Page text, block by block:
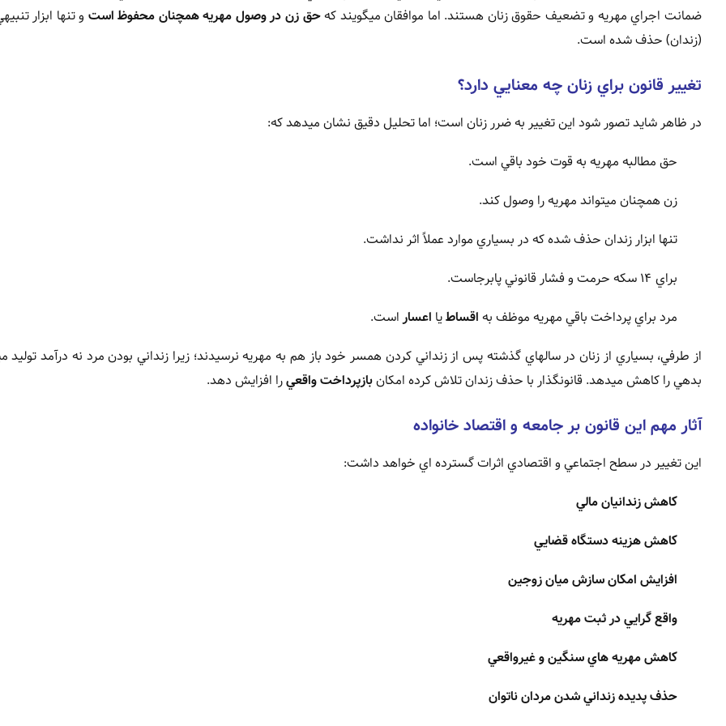
ضمانت اجراي مهريه و تضعيف حقوق زنان هستند. اما موافقان ميگويند کهحق زن در وصول مهريه همچنان محفوظ است و تنها ابزار
(زندان) حذف شده است.
تغيير قانون براي زنان چه معنايي دارد؟
در ظاهر شايد تصور شود اين تغيير به ضرر زنان است؛ اما تحليل دقيق نشان ميدهد که:
حق مطالبه مهريه به قوت خود باقي است.
زن همچنان ميتواند مهريه را وصول کند.
تنها ابزار زندان حذف شده که در بسياري موارد عملاً اثر نداشت.
براي ۱۴ سکه حرمت و فشار قانوني پابرجاست.
مرد براي پرداخت باقي مهريه موظف به اقساطيا اعسار است.
از طرفي، بسياري از زنان در سالهاي گذشته پس از زنداني کردن همسر خود باز هم به مهريه نرسيدند؛ زيرا زنداني بودن مرد نه درآمد توليد
بدهي را کاهش ميدهد. قانونگذار با حذف زندان تلاش کرده امکانبازپرداخت واقعيرا افزايش دهد.
آثار مهم اين قانون بر جامعه و اقتصاد خانواده
اين تغيير در سطح اجتماعي و اقتصادي اثرات گسترده اي خواهد داشت:
کاهش زندانيان مالي
کاهش هزينه دستگاه قضايي
افزايش امکان سازش ميان زوجين
واقع گرايي در ثبت مهريه
کاهش مهريه هاي سنگين و غيرواقعي
حذف پديده زنداني شدن مردان ناتوان